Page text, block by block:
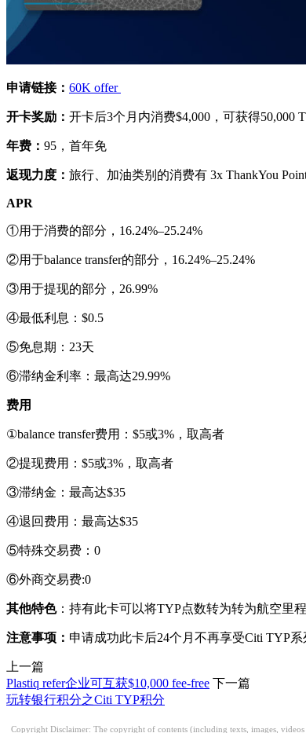
申请链接： 60K offer
开卡奖励： 开卡后3个月内消费$4,000，可获得50,000
年费： 95，首年免
返现力度： 旅行、加油类别的消费有 3x ThankYou
APR
①用于消费的部分，16.24%–25.24%
②用于balance transfer的部分，16.24%–25.24%
③用于提现的部分，26.99%
④最低利息：$0.5
⑤免息期：23天
⑥滞纳金利率：最高达29.99%
费用
①balance transfer费用：$5或3%，取高者
②提现费用：$5或3%，取高者
③滞纳金：最高达$35
④退回费用：最高达$35
⑤特殊交易费：0
⑥外商交易费:0
其他特色：持有此卡可以将TYP点数转为转为航空里
注意事项： 申请成功此卡后24个月不再享受Citi TYP系
上一篇
Plastiq refer企业可互获$10,000 fee-free 下一篇
玩转银行积分之Citi TYP积分
Copyright Disclaimer: The copyright of contents (including texts, images,